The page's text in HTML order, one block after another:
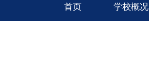
首页 学校概况